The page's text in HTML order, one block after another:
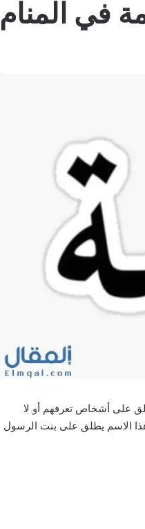
في المنام
على أشخاص تعرفهم أو لا
الاسم يطلق على بنت الرسول